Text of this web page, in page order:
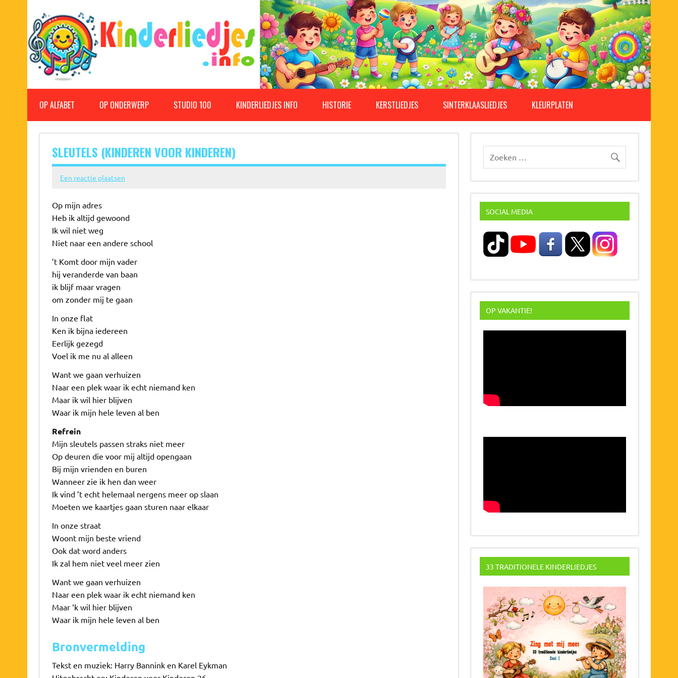
Kinderliedjes
OP ALFABET OP ONDERWERP STUDIO 100 KINDERLIEDJES INFO HISTORIE KERSTLIEDJES SINTERKLAASLIEDJES KLEURPLATEN
SLEUTELS (KINDEREN VOOR KINDEREN)
Een reactie plaatsen
Op mijn adres
Heb ik altijd gewoond
Ik wil niet weg
Niet naar een andere school
’t Komt door mijn vader
hij veranderde van baan
ik blijf maar vragen
om zonder mij te gaan
In onze flat
Ken ik bijna iedereen
Eerlijk gezegd
Voel ik me nu al alleen
Want we gaan verhuizen
Naar een plek waar ik echt niemand ken
Maar ik wil hier blijven
Waar ik mijn hele leven al ben
Refrein
Mijn sleutels passen straks niet meer
Op deuren die voor mij altijd opengaan
Bij mijn vrienden en buren
Wanneer zie ik hen dan weer
Ik vind ’t echt helemaal nergens meer op slaan
Moeten we kaartjes gaan sturen naar elkaar
In onze straat
Woont mijn beste vriend
Ook dat word anders
Ik zal hem niet veel meer zien
Want we gaan verhuizen
Naar een plek waar ik echt niemand ken
Maar ‘k wil hier blijven
Waar ik mijn hele leven al ben
Bronvermelding
Tekst en muziek: Harry Bannink en Karel Eykman
SOCIAL MEDIA
OP VAKANTIE!
33 TRADITIONELE KINDERLIEDJES